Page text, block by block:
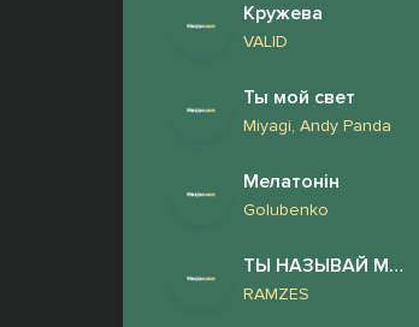
Кружева
VALID
Ты мой свет
Miyagi, Andy Panda
Мелатонін
Golubenko
ТЫ НАЗЫВАЙ МЕНЯ ЛЮБИМЫМ
RAMZES